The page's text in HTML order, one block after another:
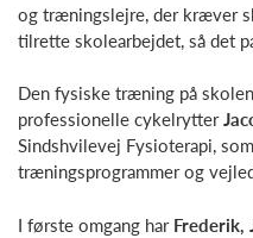
og træningslejre, der kræver
tilrette skolearbejdet, så det
Den fysiske træning på
professionelle cykelrytter
Sindshvilevej Fysioterapi,
træningsprogrammer og
I første omgang har Frederik,